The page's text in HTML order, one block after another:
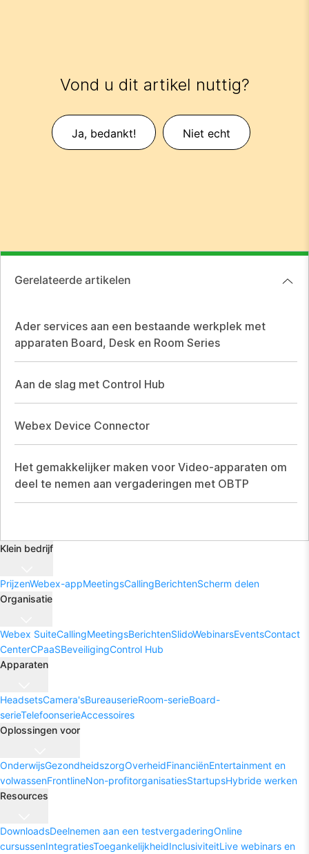
Vond u dit artikel nuttig?
Ja, bedankt! Niet echt
Gerelateerde artikelen
Ader services aan een bestaande werkplek met
apparaten Board, Desk en Room Series
Aan de slag met Control Hub
Webex Device Connector
Het gemakkelijker maken voor Video-apparaten om
deel te nemen aan vergaderingen met OBTP
Klein bedrijf
PrijzenWebex-appMeetingsCallingBerichtenScherm delen
Organisatie
Webex SuiteCallingMeetingsBerichtenSlidoWebinarsEventsContact
CenterCPaaSBeveiligingControl Hub
Apparaten
HeadsetsCamera'sBureauserieRoom-serieBoard-
serieTelefoonserieAccessoires
Oplossingen voor
OnderwijsGezondheidszorgOverheidFinanciënEntertainment en
volwassenFrontlineNon-profitorganisatiesStartupsHybride werken
Resources
DownloadsDeelnemen aan een testvergaderingOnline
cursussenIntegratiesToegankelijkheidInclusiviteitLive webinars en